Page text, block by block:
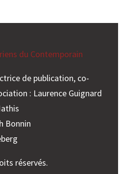
du Contemporain
de publication, co-
: Laurence Guignard
Bonnin
réservés.